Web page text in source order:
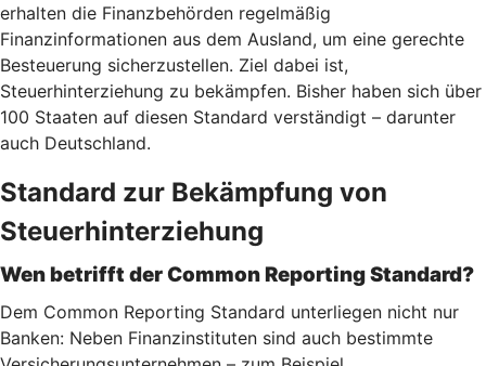
erhalten die Finanzbehörden regelmäßig
Finanzinformationen aus dem Ausland, um eine gerechte
Besteuerung sicherzustellen. Ziel dabei ist,
Steuerhinterziehung zu bekämpfen. Bisher haben sich über
100 Staaten auf diesen Standard verständigt – darunter
auch Deutschland.
Standard zur Bekämpfung von
Steuerhinterziehung
Wen betrifft der Common Reporting Standard?
Dem Common Reporting Standard unterliegen nicht nur
Banken: Neben Finanzinstituten sind auch bestimmte